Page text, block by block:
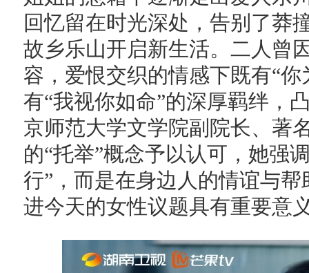
回忆留在时光深处，告别了莽
故乡乐山开启新生活。二人曾
容，爱恨交织的情感下既有“
有“我视你如命”的深厚羁绊，
京师范大学文学院副院长、著
的“托举”概念予以认可，她强
行”，而是在身边人的情谊与
进今天的女性议题具有重要意